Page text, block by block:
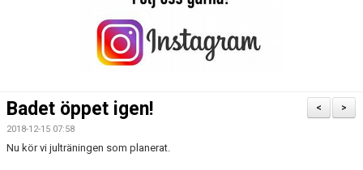
TERMINSPLANERING
TRÄNINGSPASS
>
<
Badet öppet igen!
2018-12-15 07:58
Nu kör vi julträningen som planerat.